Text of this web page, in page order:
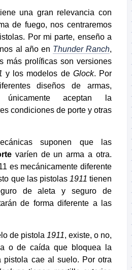
una gran relevancia con
de fuego, nos centraremos
Por mi parte, enseño a
al año en Thunder Ranch,
más prolíficas son versiones
y los modelos de Glock. Por
diseños de armas,
únicamente aceptan la
condiciones de porte y otras
suponen que las
varíen de un arma a otra.
es mecánicamente diferente
que las pistolas 1911 tienen
de aleta y seguro de
de forma diferente a las
de pistola 1911, existe, o no,
o de caída que bloquea la
pistola cae al suelo. Por otra